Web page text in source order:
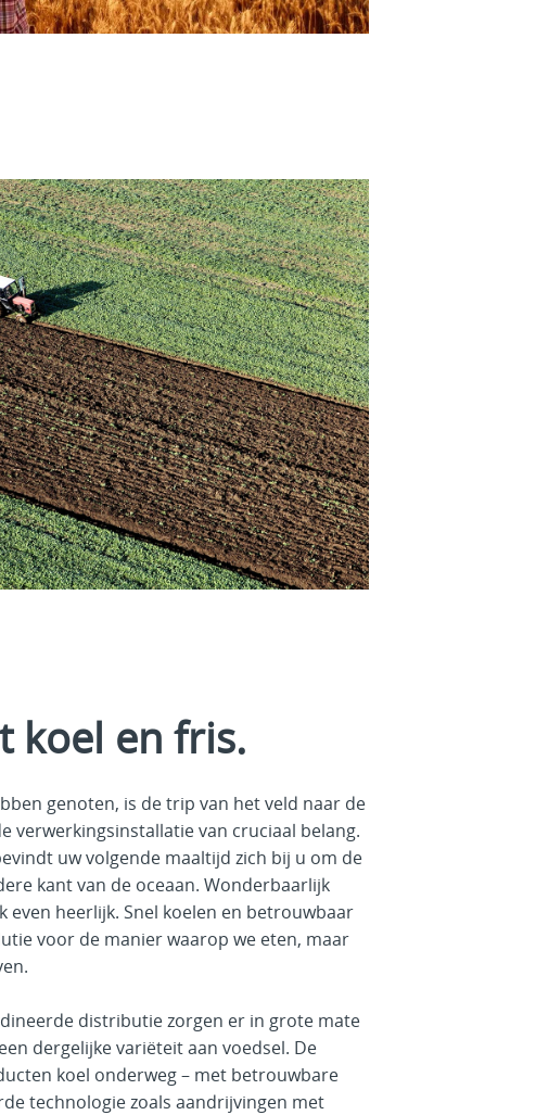
Video
koel en fris.
genoten, is de trip van het veld naar de
van cruciaal belang.
uw volgende maaltijd zich bij u om de
kant van de oceaan. Wonderbaarlijk
even heerlijk. Snel koelen en betrouwbaar
voor de manier waarop we eten, maar
distributie zorgen er in grote mate
dergelijke variëteit aan voedsel. De
koel onderweg – met betrouwbare
technologie zoals aandrijvingen met